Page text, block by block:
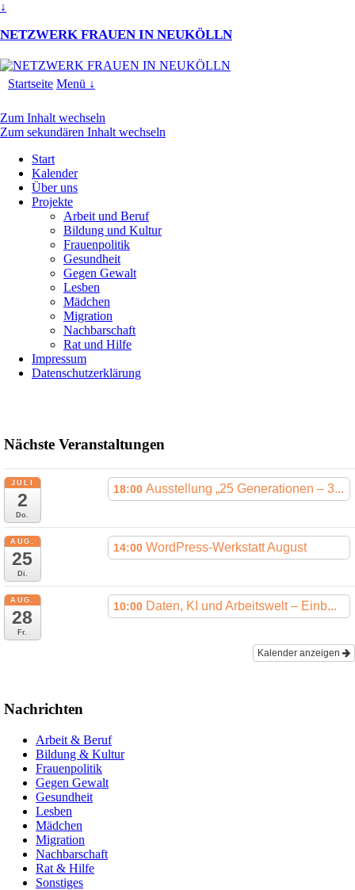
↓
NETZWERK FRAUEN IN NEUKÖLLN
Startseite Menü ↓
Zum Inhalt wechseln
Zum sekundären Inhalt wechseln
Start
Kalender
Über uns
Projekte
Arbeit und Beruf
Bildung und Kultur
Frauenpolitik
Gesundheit
Gegen Gewalt
Lesben
Mädchen
Migration
Nachbarschaft
Rat und Hilfe
Impressum
Datenschutzerklärung
Nächste Veranstaltungen
JULI
2
Do.
18:00 Ausstellung „25 Generationen – 3...
AUG.
25
Di.
14:00 WordPress-Werkstatt August
AUG.
28
Fr.
10:00 Daten, KI und Arbeitswelt – Einb...
Kalender anzeigen
Nachrichten
Arbeit & Beruf
Bildung & Kultur
Frauenpolitik
Gegen Gewalt
Gesundheit
Lesben
Mädchen
Migration
Nachbarschaft
Rat & Hilfe
Sonstiges